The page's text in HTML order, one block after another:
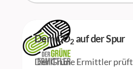
Dem CO2 auf der Spur
Der Grüne Ermittler prüft